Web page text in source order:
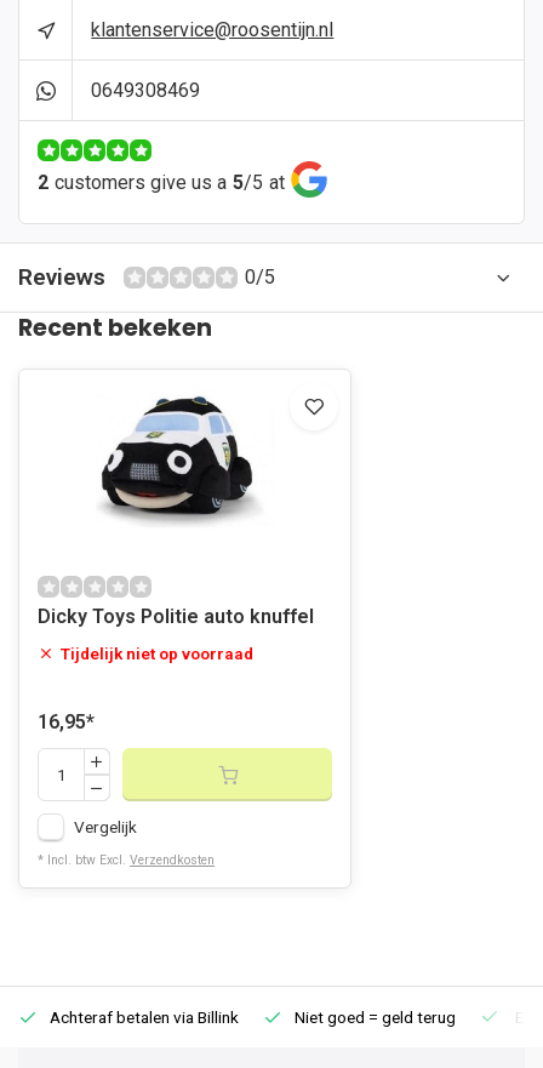
klantenservice@roosentijn.nl
0649308469
2 customers give us a 5/5 at
Reviews 0/5
Recent bekeken
Dicky Toys Politie auto knuffel
Tijdelijk niet op voorraad
16,95*
Vergelijk
* Incl. btw Excl. Verzendkosten
Achteraf betalen via Billink Niet goed = geld terug